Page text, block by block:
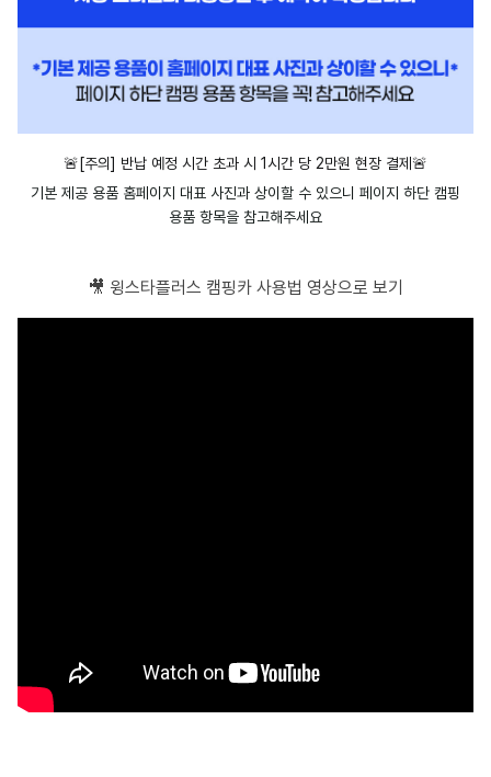
🚨[주의] 반납 예정 시간 초과 시 1시간 당 2만원 현장 결제 🚨
기본 제공 용품 홈페이지 대표 사진과 상이할 수 있으니 페이지 하단 캠핑
용품 항목을 참고해주세요
🎥 윙스타플러스 캠핑카 사용법 영상으로 보기